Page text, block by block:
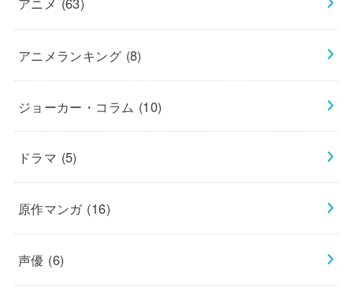
アニメランキング (8)
ジョーカー・コラム (10)
ドラマ (5)
原作マンガ (16)
声優 (6)